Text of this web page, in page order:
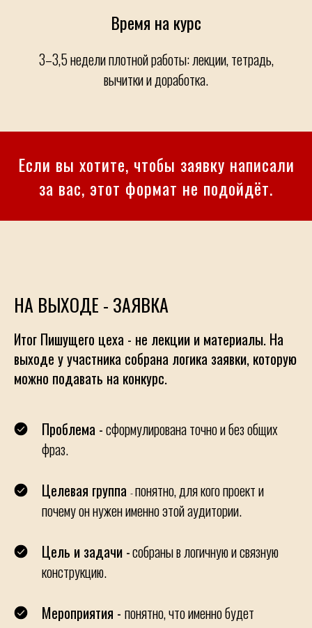
Время на курс
3–3,5 недели плотной работы: лекции, тетрадь,
вычитки и доработка.
Если вы хотите, чтобы заявку написали
за вас, этот формат не подойдёт.
НА ВЫХОДЕ - ЗАЯВКА
Итог Пишущего цеха - не лекции и материалы. На
выходе у участника собрана логика заявки, которую
можно подавать на конкурс.
Проблема -сформулирована точно и без общих
фраз.
Целевая группа -понятно, для кого проект и
почему он нужен именно этой аудитории.
Цель и задачи -собраны в логичную и связную
конструкцию.
Мероприятия - понятно, что именно будет